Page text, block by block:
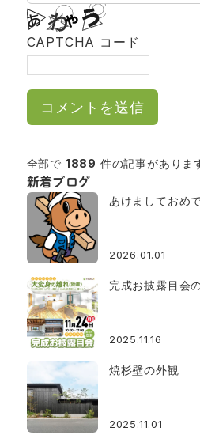
CAPTCHA コード
全部で 1889 件の記事がありま
新着ブログ
あけましておめ
2026.01.01
完成お披露目会
2025.11.16
焼杉壁の外観
2025.11.01